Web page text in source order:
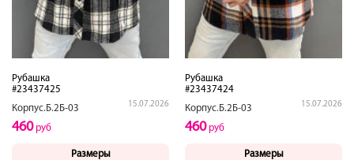
Рубашка
#23437425
Корпус.Б.2Б-03
15.07.2026
460руб
Размеры
Рубашка
#23437424
Корпус.Б.2Б-03
15.07.2026
460руб
Размеры